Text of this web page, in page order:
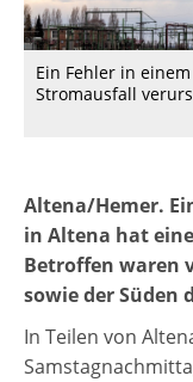
Ein Fehler in
Stromausfall
Altena/Hemer.
in Altena hat
Betroffen waren
sowie der Süden
In Teilen von